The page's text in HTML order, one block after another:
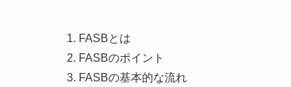
FASBとは
FASBのポイント
FASBの基本的な流れ